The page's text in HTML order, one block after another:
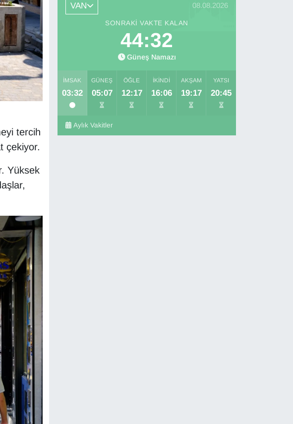
tercih
çekiyor.
Yüksek
VAN
08.08.2026
SONRAKI VAKTE KALAN
44:31
Güneş Namazı
İMSAK
03:32
GÜNEŞ
05:07
ÖĞLE
12:17
İKINDI
16:06
AKŞAM
19:17
YATSI
20:45
Aylık Vakitler